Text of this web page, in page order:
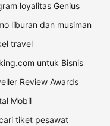
loyalitas Genius
liburan dan musiman
travel
untuk Bisnis
Review Awards
Mobil
tiket pesawat